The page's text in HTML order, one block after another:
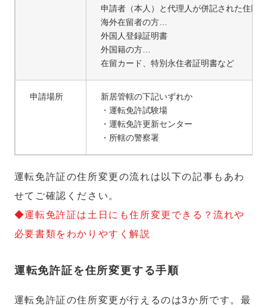
申請者（本人）と代理人が併記された住民票
海外在留者の方…
外国人登録証明書
外国籍の方…
在留カード、特別永住者証明書など
申請場所
新居管轄の下記いずれか
・運転免許試験場
・運転免許更新センター
・所轄の警察署
運転免許証の住所変更の流れは以下の記事もあわ
せてご確認ください。
◆運転免許証は土日にも住所変更できる？流れや
必要書類をわかりやすく解説
運転免許証を住所変更する手順
運転免許証の住所変更が行えるのは3か所です。最